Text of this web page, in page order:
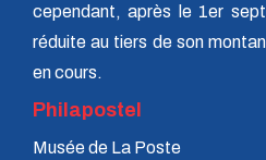
cependant, après le 1er
réduite au tiers de son
en cours.
Philapostel
Musée de La Poste